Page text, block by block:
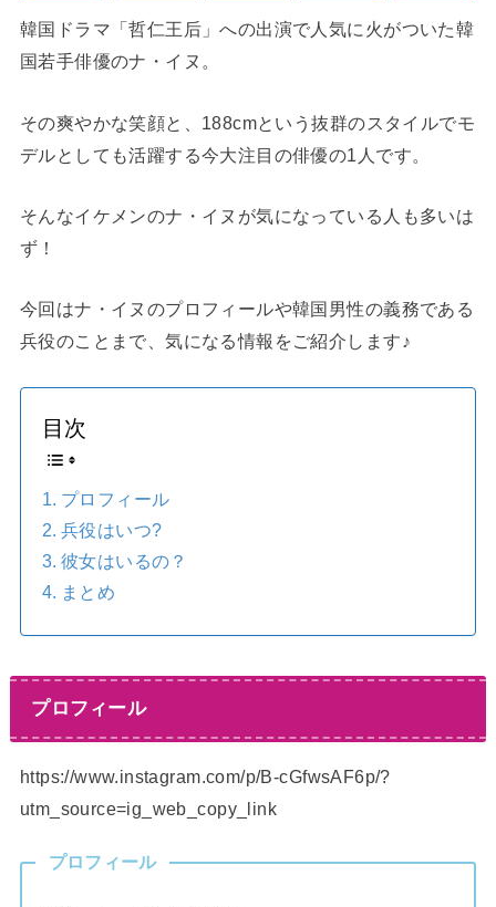
韓国ドラマ「哲仁王后」への出演で人気に火がついた韓
国若手俳優のナ・イヌ。
その爽やかな笑顔と、188cmという抜群のスタイルでモ
デルとしても活躍する今大注目の俳優の1人です。
そんなイケメンのナ・イヌが気になっている人も多いは
ず！
今回はナ・イヌのプロフィールや韓国男性の義務である
兵役のことまで、気になる情報をご紹介します♪
目次
プロフィール
兵役はいつ?
彼女はいるの？
まとめ
プロフィール
https://www.instagram.com/p/B-cGfwsAF6p/?
utm_source=ig_web_copy_link
プロフィール